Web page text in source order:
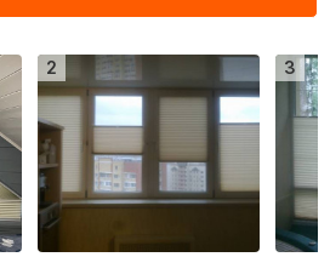
2 3